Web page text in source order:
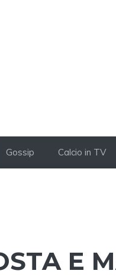
Gossip Calcio in TV
E